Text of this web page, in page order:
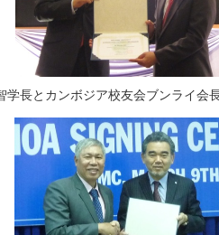
学長とカンボジア校友会ブンライ会